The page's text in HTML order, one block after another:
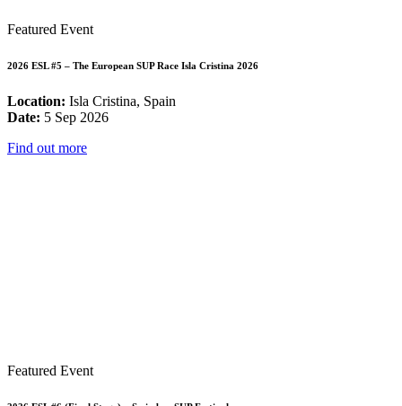
Featured Event
2026 ESL #5 – The European SUP Race Isla Cristina 2026
Location: Isla Cristina, Spain
Date: 5 Sep 2026
Find out more
Featured Event